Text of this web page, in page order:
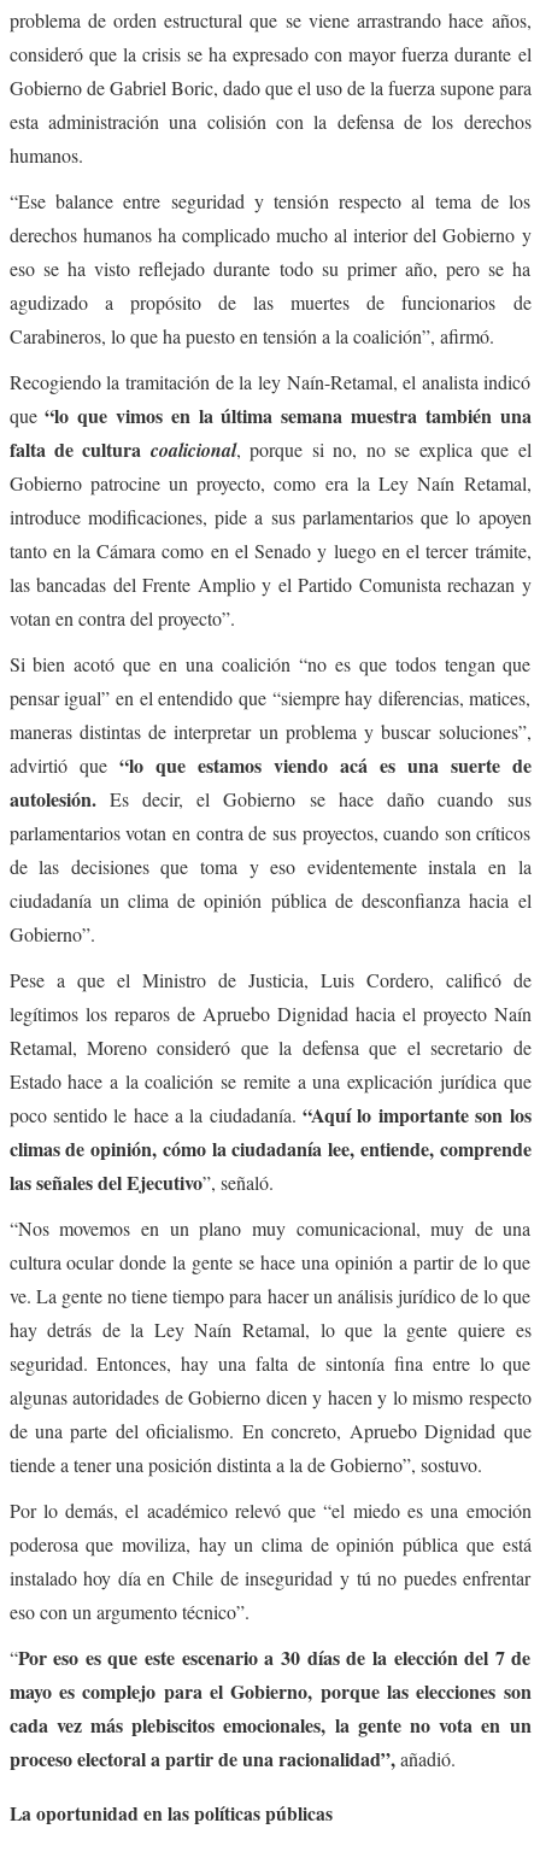
problema de orden estructural que se viene arrastrando hace años,
consideró que la crisis se ha expresado con mayor fuerza durante el
Gobierno de Gabriel Boric, dado que el uso de la fuerza supone para
esta administración una colisión con la defensa de los derechos
humanos.
“Ese balance entre seguridad y tensión respecto al tema de los
derechos humanos ha complicado mucho al interior del Gobierno y
eso se ha visto reflejado durante todo su primer año, pero se ha
agudizado a propósito de las muertes de funcionarios de
Carabineros, lo que ha puesto en tensión a la coalición”, afirmó.
Recogiendo la tramitación de la ley Naín-Retamal, el analista indicó
que“lo que vimos en la última semana muestra también una
falta de cultura coalicional, porque si no, no se explica que el
Gobierno patrocine un proyecto, como era la Ley Naín Retamal,
introduce modificaciones, pide a sus parlamentarios que lo apoyen
tanto en la Cámara como en el Senado y luego en el tercer trámite,
las bancadas del Frente Amplio y el Partido Comunista rechazan y
votan en contra del proyecto”.
Si bien acotó que en una coalición “no es que todos tengan que
pensar igual” en el entendido que “siempre hay diferencias, matices,
maneras distintas de interpretar un problema y buscar soluciones”,
advirtió que “lo que estamos viendo acá es una suerte de
autolesión.Es decir, el Gobierno se hace daño cuando sus
parlamentarios votan en contra de sus proyectos, cuando son críticos
de las decisiones que toma y eso evidentemente instala en la
ciudadanía un clima de opinión pública de desconfianza hacia el
Gobierno”.
Pese a que el Ministro de Justicia, Luis Cordero, calificó de
legítimos los reparos de Apruebo Dignidad hacia el proyecto Naín
Retamal, Moreno consideró que la defensa que el secretario de
Estado hace a la coalición se remite a una explicación jurídica que
poco sentido le hace a la ciudadanía.“Aquí lo importante son los
climas de opinión, cómo la ciudadanía lee, entiende, comprende
las señales del Ejecutivo”, señaló.
“Nos movemos en un plano muy comunicacional, muy de una
cultura ocular donde la gente se hace una opinión a partir de lo que
ve. La gente no tiene tiempo para hacer un análisis jurídico de lo que
hay detrás de la Ley Naín Retamal, lo que la gente quiere es
seguridad. Entonces, hay una falta de sintonía fina entre lo que
algunas autoridades de Gobierno dicen y hacen y lo mismo respecto
de una parte del oficialismo. En concreto, Apruebo Dignidad que
tiende a tener una posición distinta a la de Gobierno”, sostuvo.
Por lo demás, el académico relevó que “el miedo es una emoción
poderosa que moviliza, hay un clima de opinión pública que está
instalado hoy día en Chile de inseguridad y tú no puedes enfrentar
eso con un argumento técnico”.
“Por eso es que este escenario a 30 días de la elección del 7 de
mayo es complejo para el Gobierno, porque las elecciones son
cada vez más plebiscitos emocionales, la gente no vota en un
proceso electoral a partir de una racionalidad”,añadió.
La oportunidad en las políticas públicas